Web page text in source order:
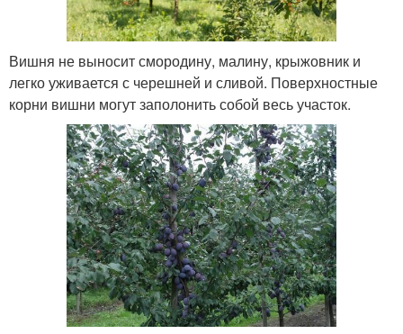
Вишня не выносит смородину, малину, крыжовник и
легко уживается с черешней и сливой. Поверхностные
корни вишни могут заполонить собой весь участок.